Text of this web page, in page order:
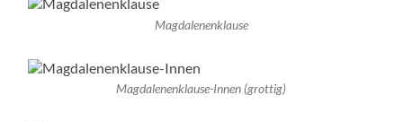
Magdalenenklause
Magdalenenklause-Innen (grottig)